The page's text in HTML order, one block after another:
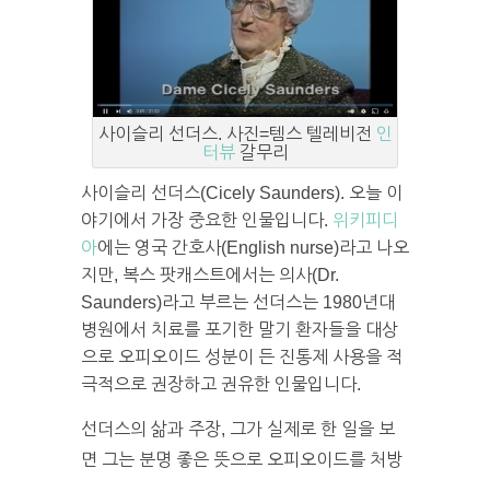
사이슬리 선더스. 사진=템스 텔레비전 인
터뷰갈무리
사이슬리 선더스(Cicely Saunders). 오늘 이
야기에서 가장 중요한 인물입니다. 위키피디
아에는 영국 간호사(English nurse)라고 나오
지만, 복스 팟캐스트에서는 의사(Dr.
Saunders)라고 부르는 선더스는 1980년대
병원에서 치료를 포기한 말기 환자들을 대상
으로 오피오이드 성분이 든 진통제 사용을 적
극적으로 권장하고 권유한 인물입니다.
선더스의 삶과 주장, 그가 실제로 한 일을 보
면 그는 분명 좋은 뜻으로 오피오이드를 처방